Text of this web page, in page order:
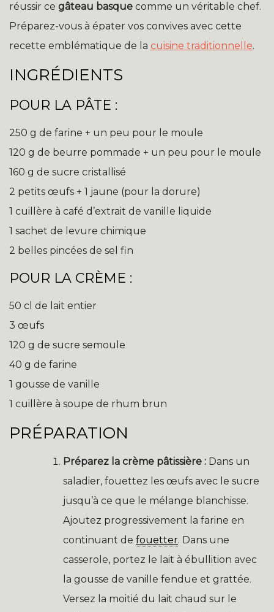
réussir ce gâteau basque comme un véritable chef.
Préparez-vous à épater vos convives avec cette
recette emblématique de la cuisine traditionnelle.
INGRÉDIENTS
POUR LA PÂTE :
250 g de farine + un peu pour le moule
120 g de beurre pommade + un peu pour le moule
160 g de sucre cristallisé
2 petits œufs + 1 jaune (pour la dorure)
1 cuillère à café d’extrait de vanille liquide
1 sachet de levure chimique
2 belles pincées de sel fin
POUR LA CRÈME :
50 cl de lait entier
3 œufs
120 g de sucre semoule
40 g de farine
1 gousse de vanille
1 cuillère à soupe de rhum brun
PRÉPARATION
Préparez la crème pâtissière : Dans un
saladier, fouettez les œufs avec le sucre
jusqu’à ce que le mélange blanchisse.
Ajoutez progressivement la farine en
continuant de fouetter. Dans une
casserole, portez le lait à ébullition avec
la gousse de vanille fendue et grattée.
Versez la moitié du lait chaud sur le